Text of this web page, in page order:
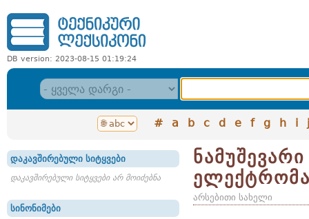
DB version: 2023-08-15 01:19:24
# a b c d e f g h i j
დაკავშირებული სიტყვები
დაკავშირებული სიტყვები არ მოიძებნა
სინონიმები
არსებითი სახელი